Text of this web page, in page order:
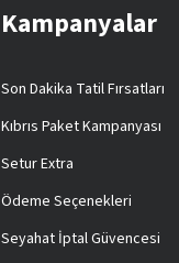
Kampanyalar
Son Dakika Tatil Fırsatları
Kıbrıs Paket Kampanyası
Setur Extra
Ödeme Seçenekleri
Seyahat İptal Güvencesi